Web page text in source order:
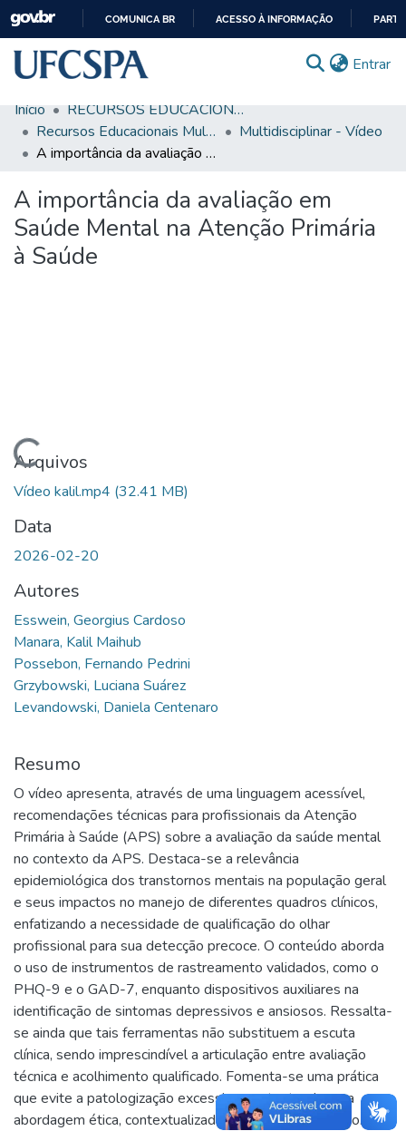
CONTEÚDO
COMUNICA BR ACESSO À INFORMAÇÃO
Entrar
Comunidades & Coleções
Busca Facetada
Estatísticas
Autoarquivamento
Sobre o RI-UFCSPA
Início
RECURSOS EDUCACIONAIS
Recursos Educacionais Multidisciplinares
Multidisciplinar - Vídeo
A importância da avaliação em Saúde Mental na Atenção Primária à Saúde
A importância da avaliação em
Saúde Mental na Atenção Primária
à Saúde
Carregando...
Arquivos
Vídeo kalil.mp4 (32.41 MB)
Data
2026-02-20
Autores
Esswein, Georgius Cardoso
Manara, Kalil Maihub
Possebon, Fernando Pedrini
Grzybowski, Luciana Suárez
Levandowski, Daniela Centenaro
Resumo
O vídeo apresenta, através de uma linguagem acessível,
recomendações técnicas para profissionais da Atenção
Primária à Saúde (APS) sobre a avaliação da saúde mental
no contexto da APS. Destaca-se a relevância
epidemiológica dos transtornos mentais na população geral
e seus impactos no manejo de diferentes quadros clínicos,
enfatizando a necessidade de qualificação do olhar
profissional para sua detecção precoce. O conteúdo aborda
o uso de instrumentos de rastreamento validados, como o
PHQ-9 e o GAD-7, enquanto dispositivos auxiliares na
identificação de sintomas depressivos e ansiosos. Ressalta-
se ainda que tais ferramentas não substituem a escuta
clínica, sendo imprescindível a articulação entre avaliação
técnica e acolhimento qualificado. Fomenta-se uma prática
que evite a patologização excessiva, sustentando uma
abordagem ética, contextualizada e centrada no usuário.